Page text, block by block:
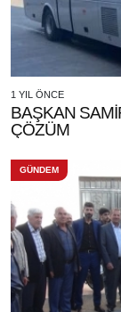
1 YIL ÖNCE
BAŞKAN
ÇÖZÜM
GÜNDEM